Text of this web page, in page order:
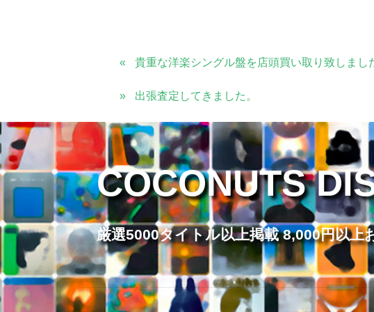
貴重な洋楽シングル盤を店頭買い取り致しまし
出張査定してきました。
COCONUTS
厳選5000タイトル以上掲載 8,000円以上